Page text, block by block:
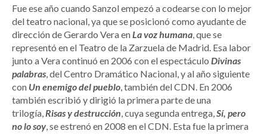
Fue ese año cuando Sanzol empezó a codearse con lo mejor
del teatro nacional, ya que se posicionó como ayudante de
dirección de Gerardo Vera enLa voz humana, que se
representó en el Teatro de la Zarzuela de Madrid. Esa labor
junto a Vera continuó en 2006 con el espectáculo Divinas
palabras, del Centro Dramático Nacional, y al año siguiente
con Un enemigo del pueblo, también del CDN. En 2006
también escribió y dirigió la primera parte de una
trilogía,Risas y destrucción, cuya segunda entrega,Sí, pero
no lo soy, se estrenó en 2008 en el CDN. Esta fue la primera